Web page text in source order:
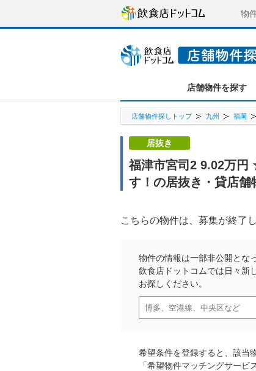
物
店舗物件を探す
店舗物件探しトップ 九州 福岡
居抜き
福津市宮司2 9.02万円
す！の居抜き・貸店舗
こちらの物件は、募集が終了
物件の情報は一部非公開とな
飲食店ドットコムでは日々新
お探しください。
希望条件を登録すると、該当
「希望物件マッチングサービ